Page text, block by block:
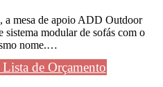
a mesa de apoio ADD Outdoor
sistema modular de sofás com o
nome.…
de Orçamento